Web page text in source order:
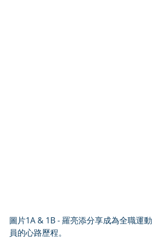
圖片1A & 1B - 羅亮添分享成為全職運動
員的心路歷程。